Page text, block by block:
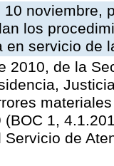
noviembre,
los
en servicio de
2010, de la
1,
de